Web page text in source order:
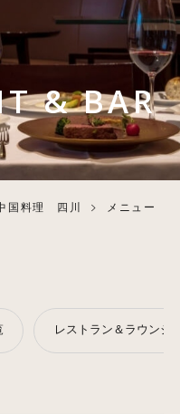
& BAR
国料理 四川
メニュー
レストラン＆ラウン